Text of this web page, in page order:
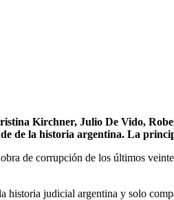
Kirchner, Julio De Vido,
de la historia argentina. La
de corrupción de los últimos
historia judicial argentina y solo